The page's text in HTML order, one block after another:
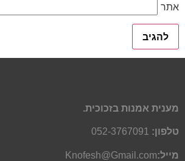
אתר
מענית אמנות בזכוכית.
טלפון: 052-3767091
מייל:Knofesh@Gmail.com